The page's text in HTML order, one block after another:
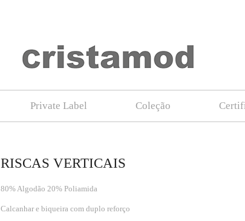
Private Label Coleção
RISCAS VERTICAIS
80% Algodão 20% Poliamida
Calcanhar e biqueira com duplo reforço